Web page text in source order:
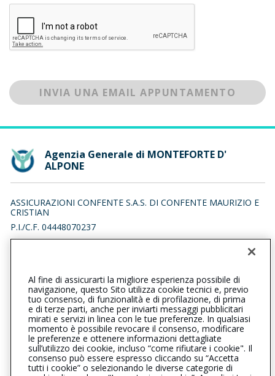
INVIA UNA EMAIL APPUNTAMENTO
Agenzia Generale di MONTEFORTE D'
ALPONE
ASSICURAZIONI CONFENTE S.A.S. DI CONFENTE MAURIZIO E
CRISTIAN
P.I./C.F. 04448070237
VIA DANTE 41/A, 37032 MONTEFORTE D' ALPONE (VR)
0456101945 0456101945
montefortedalpone@cattolica.it
confentesas@legalmail.it
L’intermediario è soggetto al controllo dell’IVASS. Consulta il
Al fine di assicurarti la migliore esperienza possibile di
navigazione, questo Sito utilizza cookie tecnici e, previo
tuo consenso, di funzionalità e di profilazione, di prima
e di terze parti, anche per inviarti messaggi pubblicitari
mirati e servizi in linea con le tue preferenze. In qualsiasi
momento è possibile revocare il consenso, modificare
le preferenze e ottenere informazioni dettagliate
sull’utilizzo dei cookie, incluso “come rifiutare i cookie". Il
consenso può essere espresso cliccando su “Accetta
tutti i cookie” o selezionando le diverse categorie di